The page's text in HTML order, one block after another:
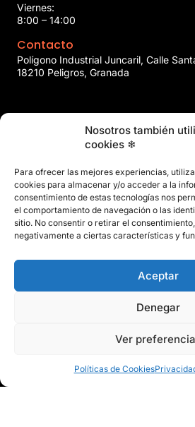
Nosotros también
cookies ❄
Para ofrecer las mejores experiencias,
cookies para almacenar y/o acceder a la
consentimiento de estas tecnologías nos
el comportamiento de navegación o las
sitio. No consentir o retirar el
negativamente a ciertas características y
Aceptar
Denegar
Ver
Políticas de Cookies
Viernes:
8:00 – 14:00
Contacto
Polígono Industrial Juncaril, Calle
18210 Peligros, Granada
marin@marinclimatizacion.com
el Trabajo
Aviso Legal
Privacidad
Políticas de Cookies